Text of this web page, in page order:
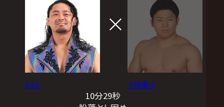
Eita 小柳勇斗
10分29秒